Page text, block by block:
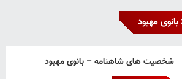
مهبود
شخصیت های شاهنامه – بانوی مهبود